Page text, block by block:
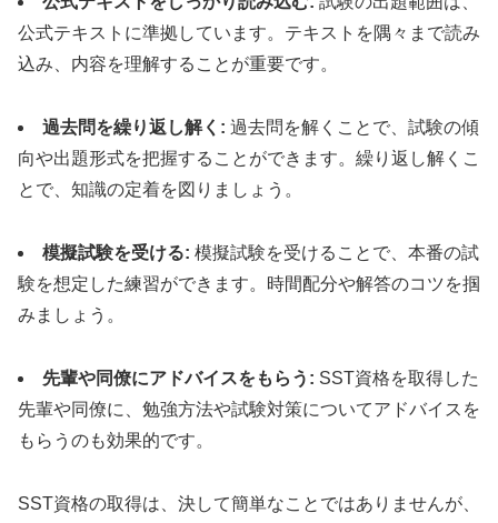
公式テキストに準拠しています。テキストを隅々まで読み
込み、内容を理解することが重要です。
過去問を繰り返し解く: 過去問を解くことで、試験の傾
向や出題形式を把握することができます。繰り返し解くこ
とで、知識の定着を図りましょう。
模擬試験を受ける: 模擬試験を受けることで、本番の試
験を想定した練習ができます。時間配分や解答のコツを掴
みましょう。
先輩や同僚にアドバイスをもらう: SST資格を取得した
先輩や同僚に、勉強方法や試験対策についてアドバイスを
もらうのも効果的です。
SST資格の取得は、決して簡単なことではありませんが、